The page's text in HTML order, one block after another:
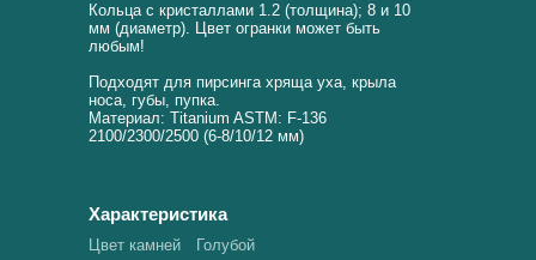
Характеристика
Кольца с кристаллами 1.2 (толщина); 8 и 10
мм (диаметр). Цвет огранки может быть
любым!
Подходят для пирсинга хряща уха, крыла
носа, губы, пупка.
Материал: Titanium ASTM: F-136
2100/2300/2500 (6-8/10/12 мм)
Голубой
Цвет камней